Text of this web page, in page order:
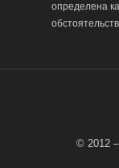
определена
© 2012